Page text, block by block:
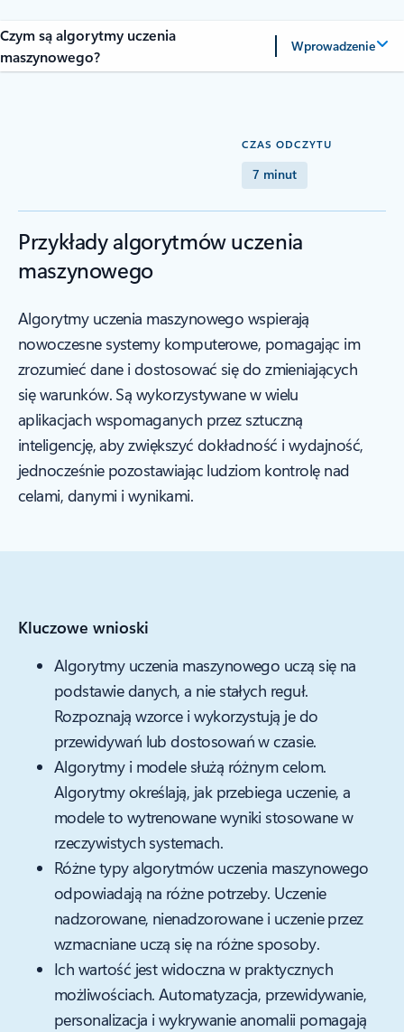
Czym są algorytmy uczenia
maszynowego?
Wprowadzenie
CZAS ODCZYTU
7 minut
Przykłady algorytmów uczenia
maszynowego
Algorytmy uczenia maszynowego wspierają
nowoczesne systemy komputerowe, pomagając im
zrozumieć dane i dostosować się do zmieniających
się warunków. Są wykorzystywane w wielu
aplikacjach wspomaganych przez sztuczną
inteligencję, aby zwiększyć dokładność i wydajność,
jednocześnie pozostawiając ludziom kontrolę nad
celami, danymi i wynikami.
Kluczowe wnioski
Algorytmy uczenia maszynowego uczą się na
podstawie danych, a nie stałych reguł.
Rozpoznają wzorce i wykorzystują je do
przewidywań lub dostosowań w czasie.
Algorytmy i modele służą różnym celom.
Algorytmy określają, jak przebiega uczenie, a
modele to wytrenowane wyniki stosowane w
rzeczywistych systemach.
Różne typy algorytmów uczenia maszynowego
odpowiadają na różne potrzeby. Uczenie
nadzorowane, nienadzorowane i uczenie przez
wzmacniane uczą się na różne sposoby.
Ich wartość jest widoczna w praktycznych
możliwościach. Automatyzacja, przewidywanie,
personalizacja i wykrywanie anomalii pomagają